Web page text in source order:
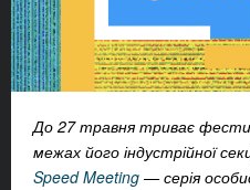
До 27 травня триває
межах його індустрійної
Speed Meeting — серія